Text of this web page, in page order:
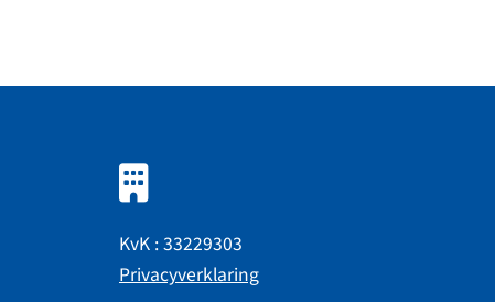
KvK : 33229303
Privacyverklaring